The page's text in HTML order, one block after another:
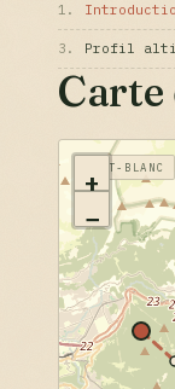
1.
3. Profil
Carte
+
−
MONT-BLANC